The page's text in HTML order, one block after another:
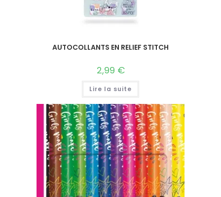
AUTOCOLLANTS EN RELIEF STITCH
2,99 €
Lire la suite